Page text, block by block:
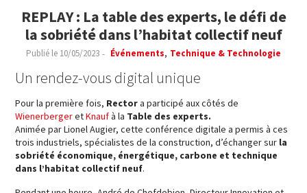
REPLAY : La table des experts, le défi de
la sobriété dans l’habitat collectif neuf
Publié le 10/05/2023 Événements Technique & Technologie
Un rendez-vous digital unique
Pour la première fois, Rectora participé aux côtés de
WienerbergeretKnaufà la Table des experts.
Animée par Lionel Augier, cette conférence digitale a permis à ces
trois industriels, spécialistes de la construction, d’échanger sur la
sobriété économique, énergétique, carbone et technique
dans l’habitat collectif neuf.